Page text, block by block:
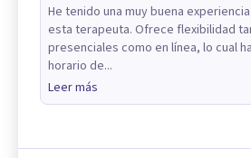
He tenido una muy buena
esta terapeuta. Ofrece flexibilidad
presenciales como en línea, lo cual
horario de...
Leer más